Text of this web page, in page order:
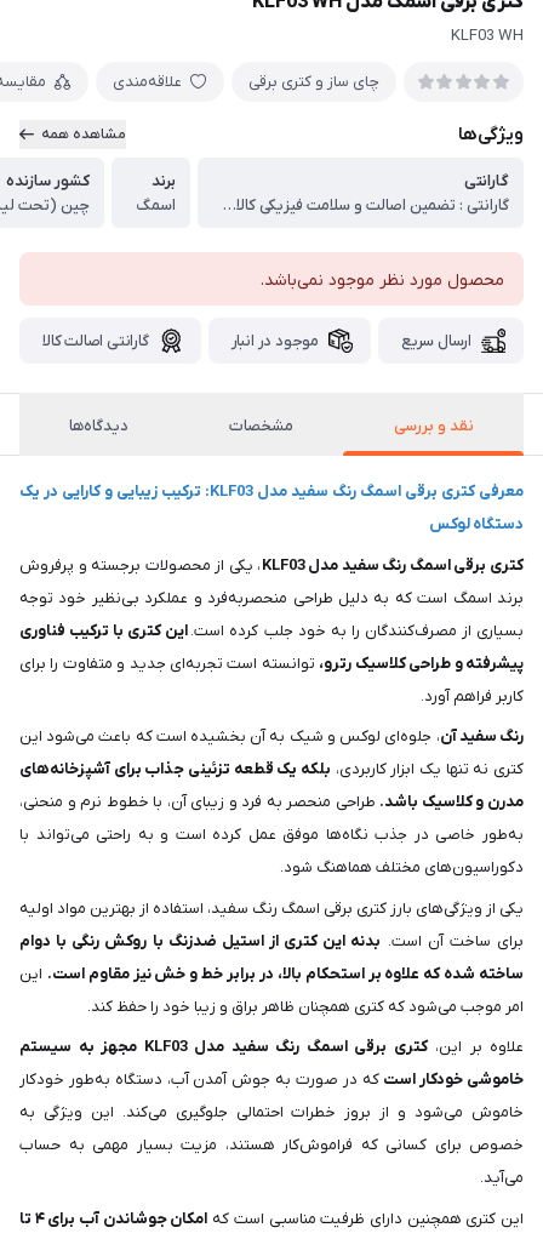
KLF03 WH
چای ساز و کتری برقی علاقه‌مندی
ویژگی‌ها مشاهده همه
گارانتی
گارانتی : تضمین اصالت و سلامت فیزیکی کالا (اورجینال)
برند
اسمگ
کشور سازنده
چین (تحت
محصول مورد نظر موجود نمی‌باشد.
ارسال سریع موجود در انبار گارانتی اصالت کالا
نقد و بررسی مشخصات دیدگاه‌ها
معرفی کتری برقی اسمگ رنگ سفید مدل KLF03: ترکیب زیبایی و کارایی در یک
دستگاه لوکس
کتری برقی اسمگ رنگ سفید مدل KLF03
، یکی از محصولات برجسته و پرفروش
برند اسمگ است که به دلیل طراحی منحصربه‌فرد و عملکرد بی‌نظیر خود توجه
بسیاری از مصرف‌کنندگان را به خود جلب کرده است.این کتری با ترکیب فناوری
پیشرفته و طراحی کلاسیک رترو، توانسته است تجربه‌ای جدید و متفاوت را برای
کاربر فراهم آورد.
رنگ سفید آن، جلوه‌ای لوکس و شیک به آن بخشیده است که باعث می‌شود این
کتری نه تنها یک ابزار کاربردی، بلکه یک قطعه تزئینی جذاب برای آشپزخانه‌های
مدرن و کلاسیک باشد. طراحی منحصر به فرد و زیبای آن، با خطوط نرم و منحنی،
به‌طور خاصی در جذب نگاه‌ها موفق عمل کرده است و به راحتی می‌تواند با
دکوراسیون‌های مختلف هماهنگ شود.
یکی از ویژگی‌های بارز کتری برقی اسمگ رنگ سفید، استفاده از بهترین مواد اولیه
برای ساخت آن است. بدنه این کتری از استیل ضدزنگ با روکش رنگی با دوام
ساخته شده که علاوه بر استحکام بالا، در برابر خط و خش نیز مقاوم است. این
امر موجب می‌شود که کتری همچنان ظاهر براق و زیبا خود را حفظ کند.
علاوه بر این،
کتری برقی اسمگ رنگ سفید مدل KLF03 مجهز به سیستم
خاموشی خودکار است که در صورت به جوش آمدن آب، دستگاه به‌طور خودکار
خاموش می‌شود و از بروز خطرات احتمالی جلوگیری می‌کند. این ویژگی به
خصوص برای کسانی که فراموش‌کار هستند، مزیت بسیار مهمی به حساب
می‌آید.
این کتری همچنین دارای ظرفیت مناسبی است که
امکان جوشاندن آب برای ۴ تا